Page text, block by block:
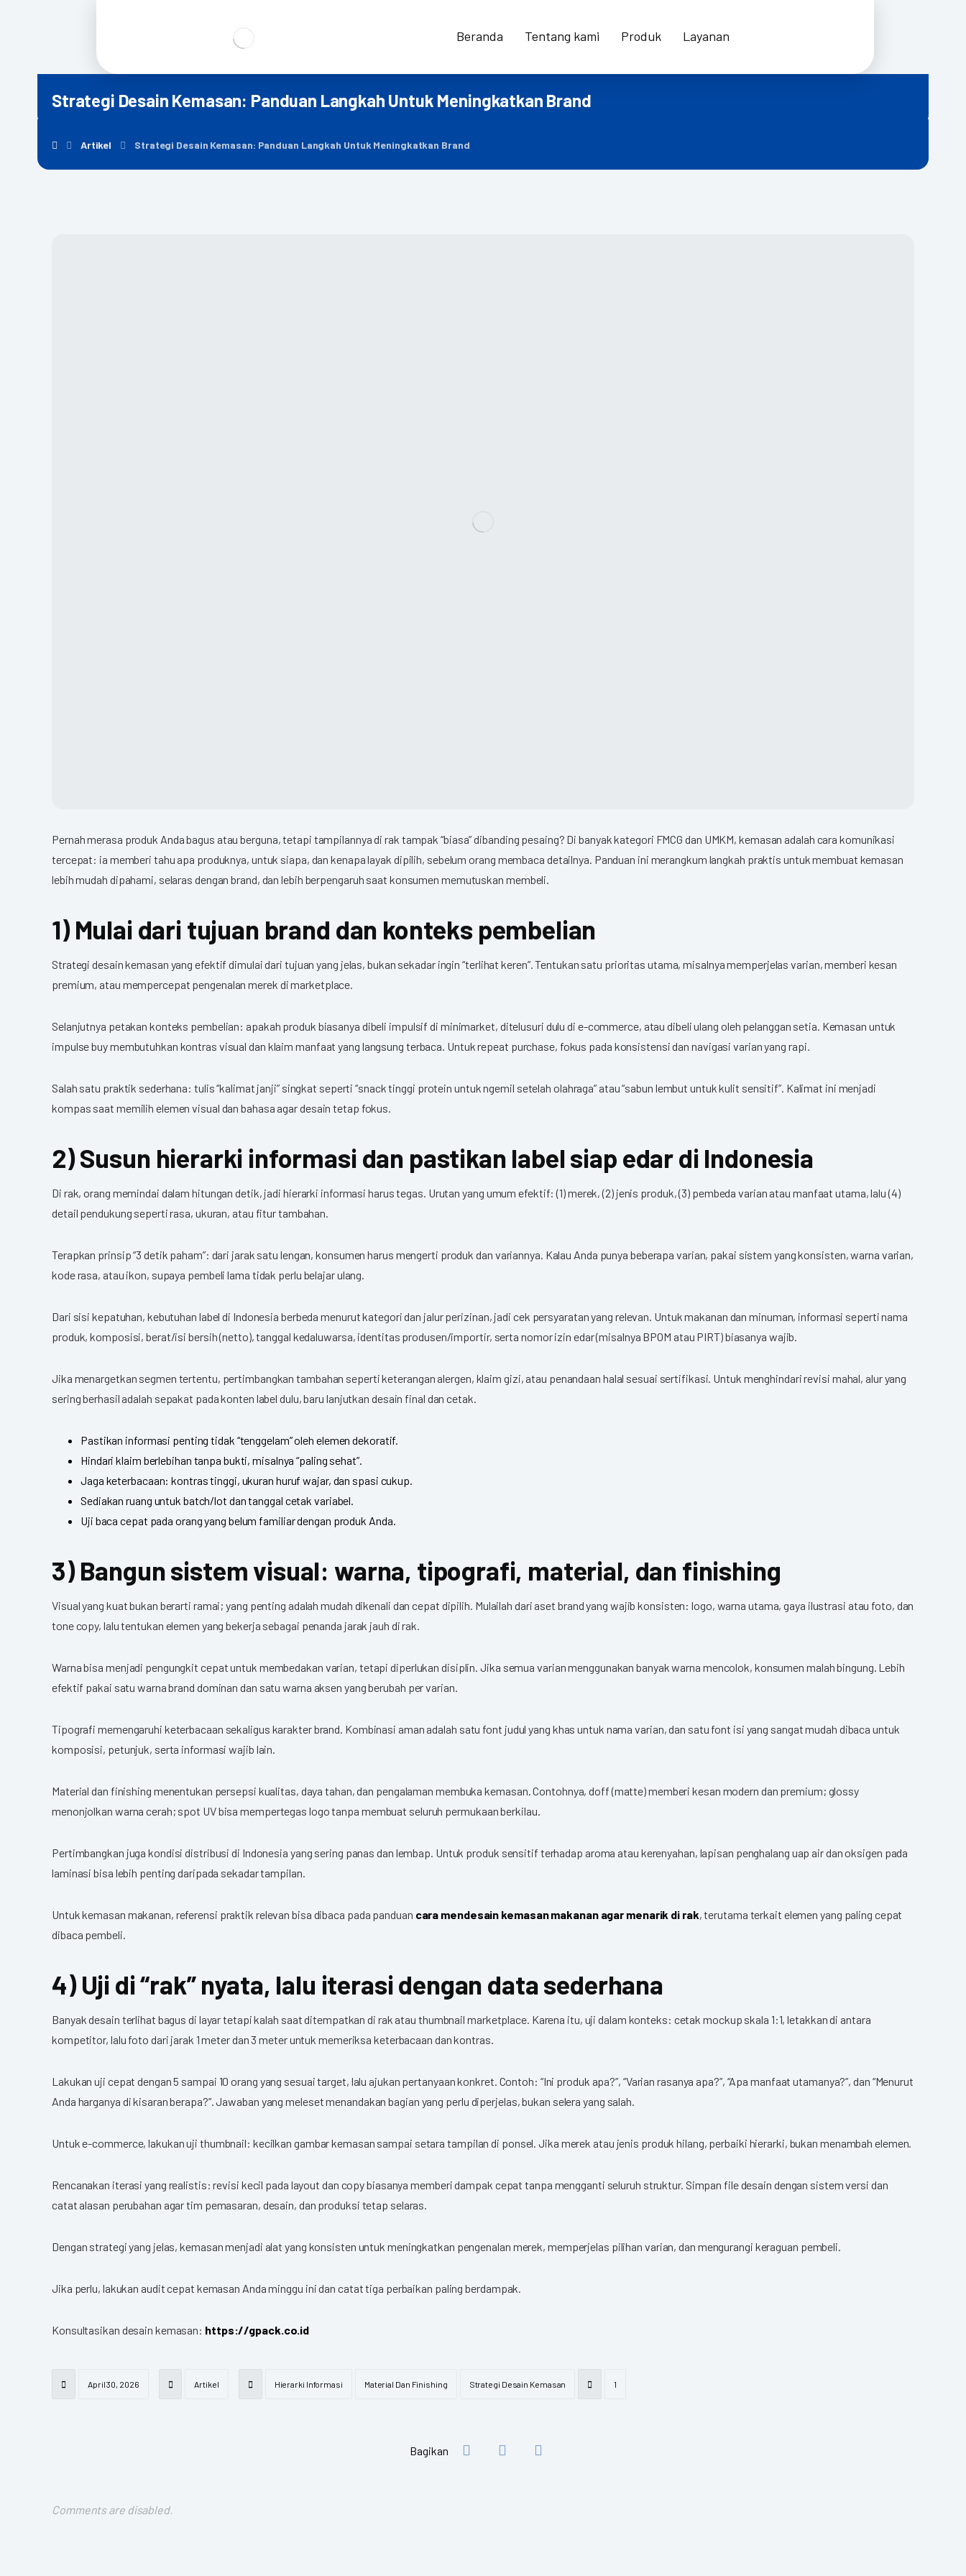
Beranda Tentang kami Produk Layanan
Strategi Desain Kemasan: Panduan Langkah Untuk Meningkatkan Brand
Artikel Strategi Desain Kemasan: Panduan Langkah Untuk Meningkatkan Brand
Pernah merasa produk Anda bagus atau berguna, tetapi tampilannya di rak tampak “biasa” dibanding pesaing? Di banyak kategori FMCG dan UMKM, kemasan adalah cara komunikasi
tercepat: ia memberi tahu apa produknya, untuk siapa, dan kenapa layak dipilih, sebelum orang membaca detailnya. Panduan ini merangkum langkah praktis untuk membuat kemasan
lebih mudah dipahami, selaras dengan brand, dan lebih berpengaruh saat konsumen memutuskan membeli.
1) Mulai dari tujuan brand dan konteks pembelian
Strategi desain kemasan yang efektif dimulai dari tujuan yang jelas, bukan sekadar ingin “terlihat keren”. Tentukan satu prioritas utama, misalnya memperjelas varian, memberi kesan
premium, atau mempercepat pengenalan merek di marketplace.
Selanjutnya petakan konteks pembelian: apakah produk biasanya dibeli impulsif di minimarket, ditelusuri dulu di e-commerce, atau dibeli ulang oleh pelanggan setia. Kemasan untuk
impulse buy membutuhkan kontras visual dan klaim manfaat yang langsung terbaca. Untuk repeat purchase, fokus pada konsistensi dan navigasi varian yang rapi.
Salah satu praktik sederhana: tulis “kalimat janji” singkat seperti “snack tinggi protein untuk ngemil setelah olahraga” atau “sabun lembut untuk kulit sensitif”. Kalimat ini menjadi
kompas saat memilih elemen visual dan bahasa agar desain tetap fokus.
2) Susun hierarki informasi dan pastikan label siap edar di Indonesia
Di rak, orang memindai dalam hitungan detik, jadi hierarki informasi harus tegas. Urutan yang umum efektif: (1) merek, (2) jenis produk, (3) pembeda varian atau manfaat utama, lalu (4)
detail pendukung seperti rasa, ukuran, atau fitur tambahan.
Terapkan prinsip “3 detik paham”: dari jarak satu lengan, konsumen harus mengerti produk dan variannya. Kalau Anda punya beberapa varian, pakai sistem yang konsisten, warna varian,
kode rasa, atau ikon, supaya pembeli lama tidak perlu belajar ulang.
Dari sisi kepatuhan, kebutuhan label di Indonesia berbeda menurut kategori dan jalur perizinan, jadi cek persyaratan yang relevan. Untuk makanan dan minuman, informasi seperti nama
produk, komposisi, berat/isi bersih (netto), tanggal kedaluwarsa, identitas produsen/importir, serta nomor izin edar (misalnya BPOM atau PIRT) biasanya wajib.
Jika menargetkan segmen tertentu, pertimbangkan tambahan seperti keterangan alergen, klaim gizi, atau penandaan halal sesuai sertifikasi. Untuk menghindari revisi mahal, alur yang
sering berhasil adalah sepakat pada konten label dulu, baru lanjutkan desain final dan cetak.
Pastikan informasi penting tidak “tenggelam” oleh elemen dekoratif.
Hindari klaim berlebihan tanpa bukti, misalnya “paling sehat”.
Jaga keterbacaan: kontras tinggi, ukuran huruf wajar, dan spasi cukup.
Sediakan ruang untuk batch/lot dan tanggal cetak variabel.
Uji baca cepat pada orang yang belum familiar dengan produk Anda.
3) Bangun sistem visual: warna, tipografi, material, dan finishing
Visual yang kuat bukan berarti ramai; yang penting adalah mudah dikenali dan cepat dipilih. Mulailah dari aset brand yang wajib konsisten: logo, warna utama, gaya ilustrasi atau foto, dan
tone copy, lalu tentukan elemen yang bekerja sebagai penanda jarak jauh di rak.
Warna bisa menjadi pengungkit cepat untuk membedakan varian, tetapi diperlukan disiplin. Jika semua varian menggunakan banyak warna mencolok, konsumen malah bingung. Lebih
efektif pakai satu warna brand dominan dan satu warna aksen yang berubah per varian.
Tipografi memengaruhi keterbacaan sekaligus karakter brand. Kombinasi aman adalah satu font judul yang khas untuk nama varian, dan satu font isi yang sangat mudah dibaca untuk
komposisi, petunjuk, serta informasi wajib lain.
Material dan finishing menentukan persepsi kualitas, daya tahan, dan pengalaman membuka kemasan. Contohnya, doff (matte) memberi kesan modern dan premium; glossy
menonjolkan warna cerah; spot UV bisa mempertegas logo tanpa membuat seluruh permukaan berkilau.
Pertimbangkan juga kondisi distribusi di Indonesia yang sering panas dan lembap. Untuk produk sensitif terhadap aroma atau kerenyahan, lapisan penghalang uap air dan oksigen pada
laminasi bisa lebih penting daripada sekadar tampilan.
Untuk kemasan makanan, referensi praktik relevan bisa dibaca pada panduan cara mendesain kemasan makanan agar menarik di rak, terutama terkait elemen yang paling cepat
dibaca pembeli.
4) Uji di “rak” nyata, lalu iterasi dengan data sederhana
Banyak desain terlihat bagus di layar tetapi kalah saat ditempatkan di rak atau thumbnail marketplace. Karena itu, uji dalam konteks: cetak mockup skala 1:1, letakkan di antara
kompetitor, lalu foto dari jarak 1 meter dan 3 meter untuk memeriksa keterbacaan dan kontras.
Lakukan uji cepat dengan 5 sampai 10 orang yang sesuai target, lalu ajukan pertanyaan konkret. Contoh: “Ini produk apa?”, “Varian rasanya apa?”, “Apa manfaat utamanya?”, dan “Menurut
Anda harganya di kisaran berapa?”. Jawaban yang meleset menandakan bagian yang perlu diperjelas, bukan selera yang salah.
Untuk e-commerce, lakukan uji thumbnail: kecilkan gambar kemasan sampai setara tampilan di ponsel. Jika merek atau jenis produk hilang, perbaiki hierarki, bukan menambah elemen.
Rencanakan iterasi yang realistis: revisi kecil pada layout dan copy biasanya memberi dampak cepat tanpa mengganti seluruh struktur. Simpan file desain dengan sistem versi dan
catat alasan perubahan agar tim pemasaran, desain, dan produksi tetap selaras.
Dengan strategi yang jelas, kemasan menjadi alat yang konsisten untuk meningkatkan pengenalan merek, memperjelas pilihan varian, dan mengurangi keraguan pembeli.
Jika perlu, lakukan audit cepat kemasan Anda minggu ini dan catat tiga perbaikan paling berdampak.
Konsultasikan desain kemasan: https://gpack.co.id
April 30, 2026 Artikel Hierarki Informasi Material Dan Finishing Strategi Desain Kemasan 1
Comments are disabled.